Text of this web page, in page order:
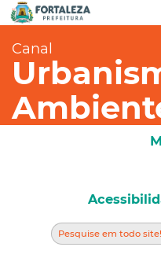
Canal